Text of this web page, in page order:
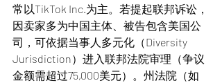
常以TikTok Inc.为主。若提起联邦诉讼，
因卖家多为中国主体、被告包含美国公
司，可依据当事人多元化（Diversity
Jurisdiction）进入联邦法院审理（争议
金额需超过75,000美元）。州法院（如